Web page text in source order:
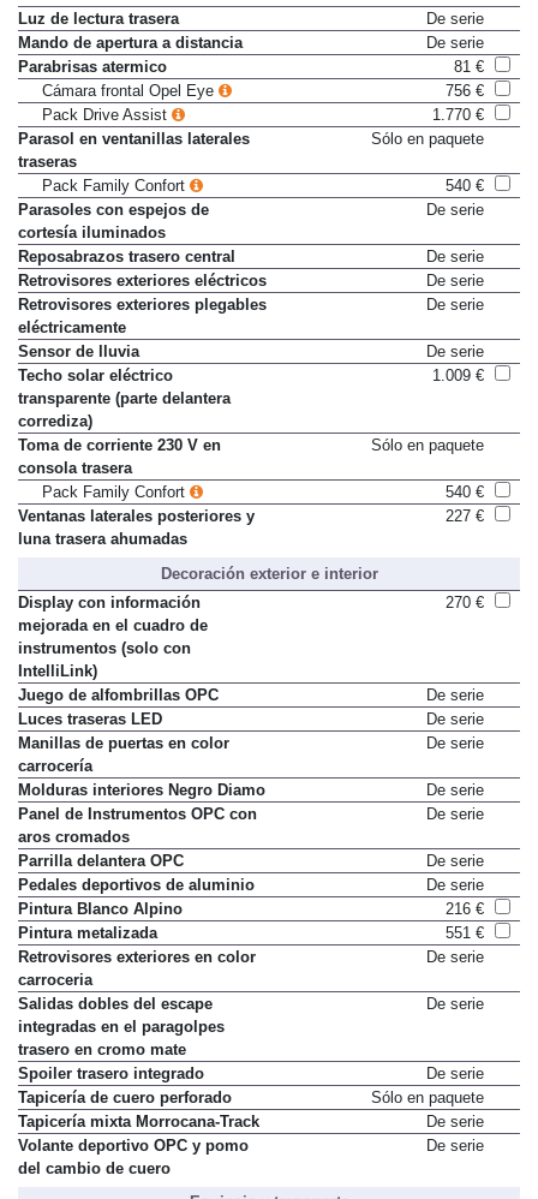
Luz de lectura delantera
De serie
Luz de lectura trasera
De serie
Mando de apertura a distancia
De serie
Parabrisas atermico
81 €
Cámara frontal Opel Eye
756 €
Pack Drive Assist
1.770 €
Parasol en ventanillas laterales
traseras
Pack Family Confort
540 €
Parasoles con espejos de
cortesía iluminados
Reposabrazos trasero central
De serie
Retrovisores exteriores eléctricos
De serie
Retrovisores exteriores plegables
eléctricamente
Sensor de lluvia
De serie
Techo solar eléctrico
transparente (parte delantera
corrediza)
Toma de corriente 230 V en
consola trasera
Pack Family Confort
540 €
Ventanas laterales posteriores y
Decoración exterior e interior
Display con información
mejorada en el cuadro de
instrumentos (solo con
IntelliLink)
Juego de alfombrillas OPC
De serie
Luces traseras LED
De serie
Manillas de puertas en color
carrocería
Molduras interiores Negro Diamo
De serie
Panel de Instrumentos OPC con
aros cromados
Parrilla delantera OPC
De serie
Pedales deportivos de aluminio
De serie
Pintura Blanco Alpino
216 €
Pintura metalizada
551 €
Retrovisores exteriores en color
carroceria
Salidas dobles del escape
integradas en el paragolpes
trasero en cromo mate
Spoiler trasero integrado
De serie
Tapicería de cuero perforado
Sólo en paquete
Tapicería mixta Morrocana-Track
De serie
Volante deportivo OPC y pomo